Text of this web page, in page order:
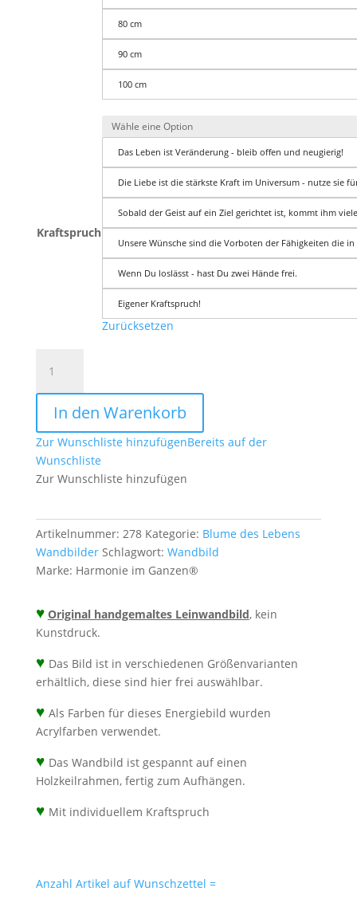
80 cm
90 cm
100 cm
Kraftspruch
Das Leben ist Veränderung - bleib offen und neugierig!
Die Liebe ist die stärkste Kraft im Universum - nutze sie
Sobald der Geist auf ein Ziel gerichtet ist, kommt ihm
Unsere Wünsche sind die Vorboten der Fähigkeiten die
Wenn Du loslässt - hast Du zwei Hände frei.
Eigener Kraftspruch!
Zurücksetzen
Blume
des
Lebens
Wenn
Du
loslässt
-
Größe
30
cm
mit
-
Energiebild
Menge
In den Warenkorb
Zur Wunschliste hinzufügenBereits auf der
Wunschliste
Zur Wunschliste hinzufügen
Artikelnummer: 278 Kategorie: Blume des Lebens
Wandbilder Schlagwort: Wandbild
Marke: Harmonie im Ganzen®
♥ Original handgemaltes Leinwandbild, kein
Kunstdruck.
♥ Das Bild ist in verschiedenen Größenvarianten
erhältlich, diese sind hier frei auswählbar.
♥ Als Farben für dieses Energiebild wurden
Acrylfarben verwendet.
♥ Das Wandbild ist gespannt auf einen
Holzkeilrahmen, fertig zum Aufhängen.
♥ Mit individuellem Kraftspruch
Anzahl Artikel auf Wunschzettel =